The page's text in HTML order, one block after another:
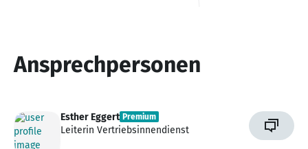
Ansprechpersonen
Esther Eggert Premium
Leiterin Vertriebsinnendienst